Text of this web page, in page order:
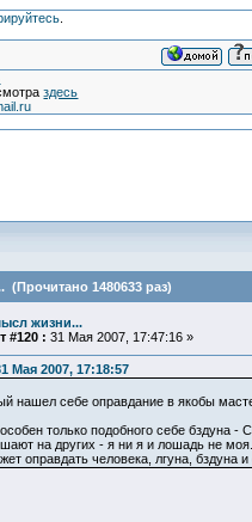
.
здесь
1480633 раз)
жизни...
#120 : 31 Мая 2007, 17:47:16 »
Мая 2007, 17:18:57
нашел себе оправдание в якобы
только подобного себе бздуна
на других - я ни я и лошадь не моя...
оправдать человека, лгуна, бздуна